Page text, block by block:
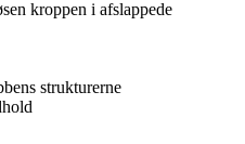
kroppen i afslappede
strukturerne